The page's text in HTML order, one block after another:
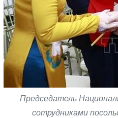
Председатель
сотрудниками